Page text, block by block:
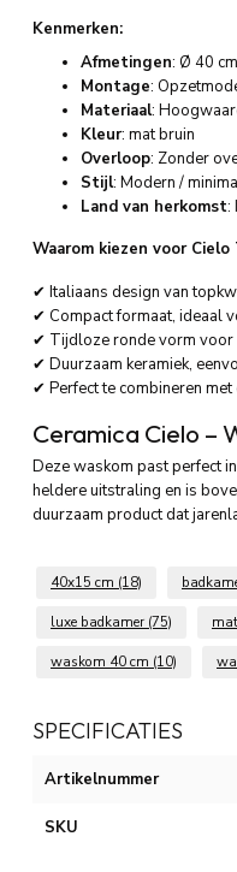
Kenmerken:
Afmetingen: Ø 40
Montage:
Materiaal:
Kleur: mat bruin
Overloop: Zonder
Stijl: Modern /
Land van herkomst:
Waarom kiezen voor Cielo
✔ Italiaans design van
✔ Compact formaat, ideaal
✔ Tijdloze ronde vorm voor
✔ Duurzaam keramiek,
✔ Perfect te combineren met
Ceramica Cielo –
Deze waskom past perfect
heldere uitstraling en is
duurzaam product dat
40x15 cm (18)
luxe badkamer (75)
waskom 40 cm (10)
SPECIFICATIES
Artikelnummer
SKU